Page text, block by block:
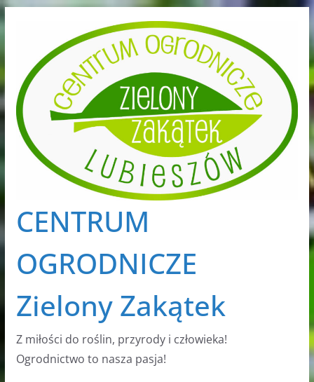
treści
CENTRUM
OGRODNICZE
Zielony Zakątek
Z miłości do roślin, przyrody i człowieka!
Ogrodnictwo to nasza pasja!